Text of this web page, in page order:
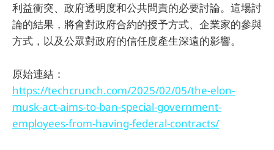
利益衝突、政府透明度和公共問責的必要討論。這場討
論的結果，將會對政府合約的授予方式、企業家的參與
方式，以及公眾對政府的信任度產生深遠的影響。
原始連結：
https://techcrunch.com/2025/02/05/the-elon-
musk-act-aims-to-ban-special-government-
employees-from-having-federal-contracts/